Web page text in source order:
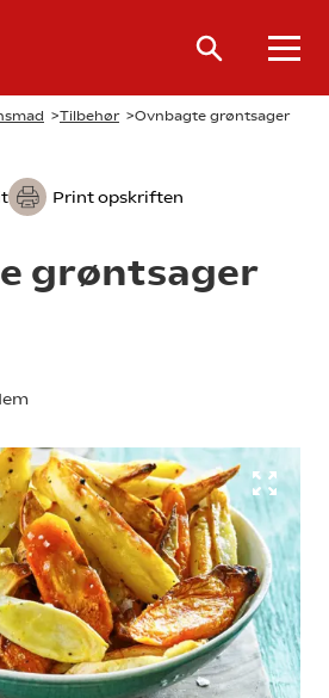
>Tilbehør >Ovnbagte grøntsager
Print opskriften
grøntsager